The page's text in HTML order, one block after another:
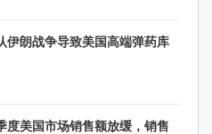
伊朗战争导致美国高端弹药库
度美国市场销售额放缓，销售